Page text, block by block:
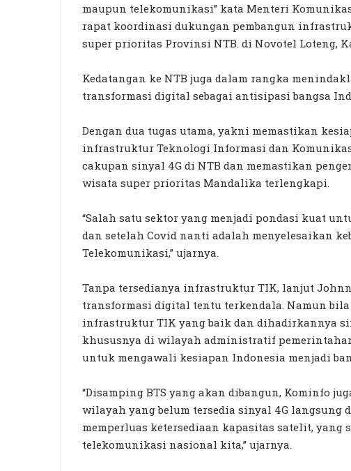
maupun telekomunikasi” kata Menteri
rapat koordinasi dukungan pembangun
super prioritas Provinsi NTB. di Novotel Loteng,
Kedatangan ke NTB juga dalam rangka
transformasi digital sebagai antisipasi bangsa
Dengan dua tugas utama, yakni memastikan
infrastruktur Teknologi Informasi dan
cakupan sinyal 4G di NTB dan memastikan
wisata super prioritas Mandalika terlengkapi.
“Salah satu sektor yang menjadi pondasi kuat
dan setelah Covid nanti adalah menyelesaikan
Telekomunikasi,” ujarnya.
Tanpa tersedianya infrastruktur TIK, lanjut
transformasi digital tentu terkendala. Namun
infrastruktur TIK yang baik dan dihadirkannya
khususnya di wilayah administratif
untuk mengawali kesiapan Indonesia menjadi
“Disamping BTS yang akan dibangun, Kominfo
wilayah yang belum tersedia sinyal 4G
memperluas ketersediaan kapasitas satelit,
telekomunikasi nasional kita,” ujarnya.